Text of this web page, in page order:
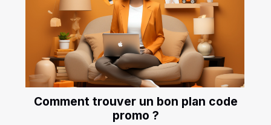
Comment trouver un bon plan code
promo ?